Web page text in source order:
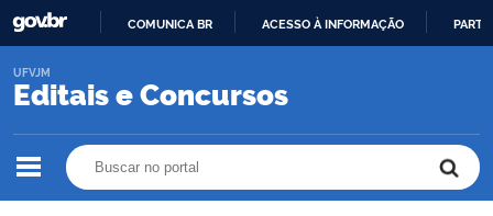
O
COMUNICA BR ACESSO À INFORMAÇÃO
Editais e Concursos
UFVJM